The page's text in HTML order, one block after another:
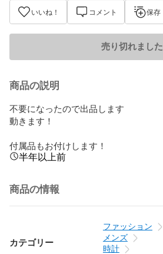
いいね！ コメント 保存
売り切れました
商品の説明
不要になったので出品します
動きます！
付属品もお付けします！
半年以上前
商品の情報
カテゴリー
ファッション
メンズ
時計